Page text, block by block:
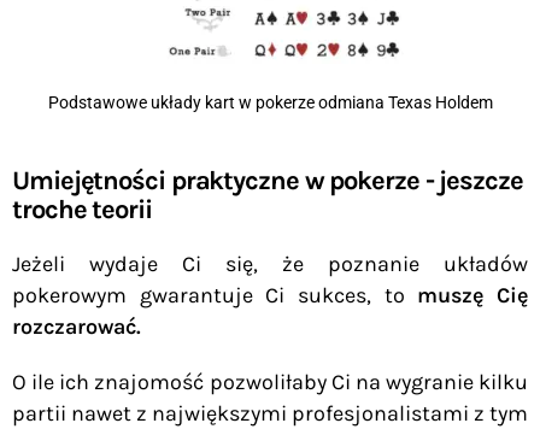
Podstawowe układy kart w pokerze odmiana Texas Holdem
Umiejętności praktyczne w pokerze - jeszcze
troche teorii
Jeżeli wydaje Ci się, że poznanie układów
pokerowym gwarantuje Ci sukces, to muszę Cię
rozczarować.
O ile ich znajomość pozwoliłaby Ci na wygranie kilku
partii nawet z największymi profesjonalistami z tym